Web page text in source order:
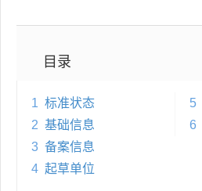
目录
1 标准状态
2 基础信息
3 备案信息
4 起草单位
5
6